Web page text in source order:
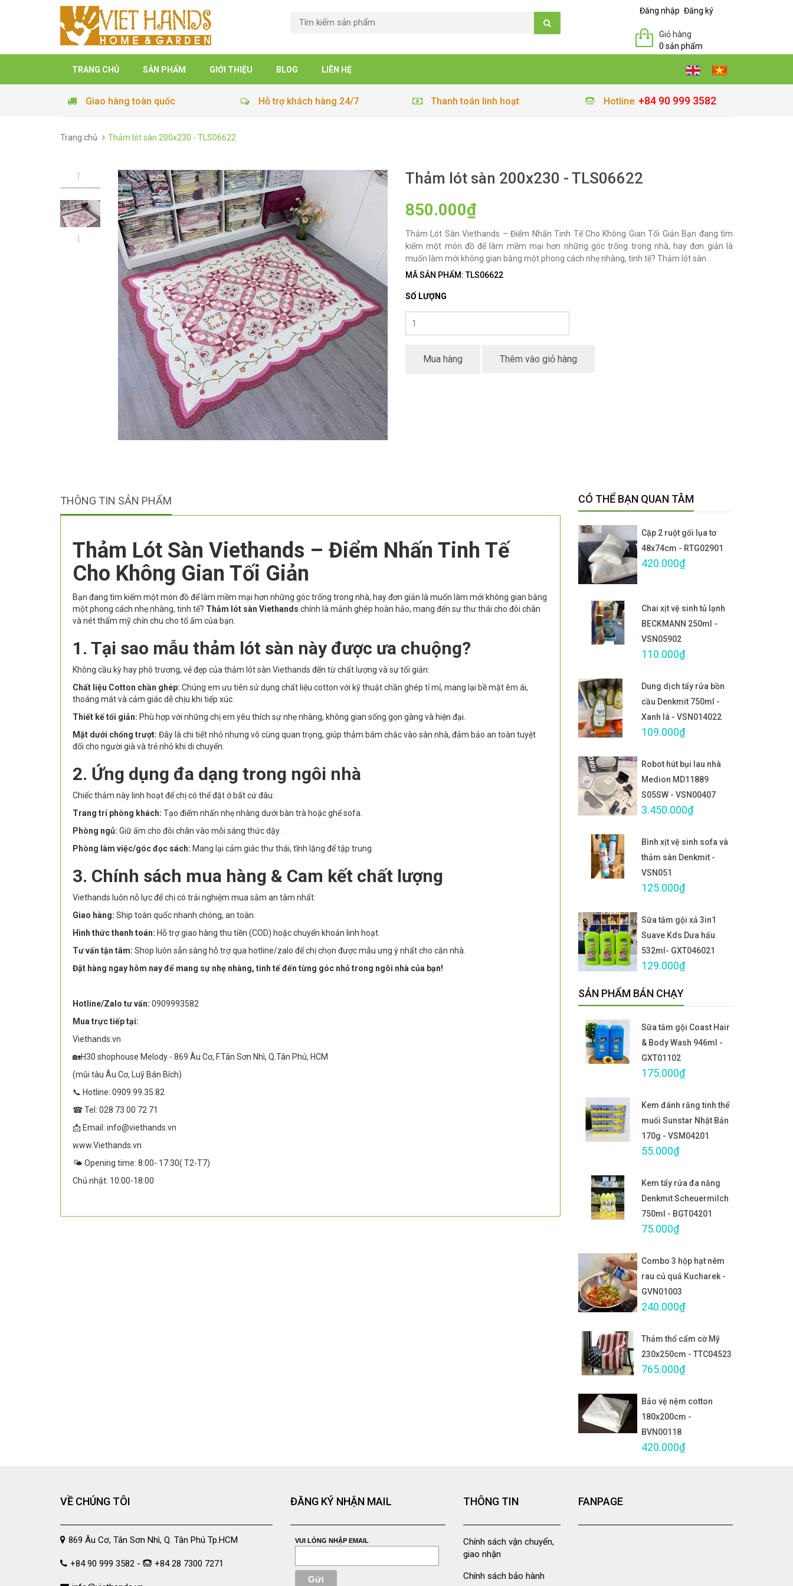
Đăng nhập Đăng ký
Giỏ hàng
0 sản phẩm
TRANG CHỦ SẢN PHẨM GIỚI THIỆU BLOG LIÊN HỆ
Giao hàng toàn quốc Hỗ trợ khách hàng 24/7 Thanh toán linh hoạt Hotline: +84 90 999 3582
Trang chủ Thảm lót sàn 200x230 - TLS06622
Thảm lót sàn 200x230 - TLS06622
850.000₫
Thảm Lót Sàn Viethands – Điểm Nhấn Tinh Tế Cho Không Gian Tối Giản Bạn đang tìm
kiếm một món đồ để làm mềm mại hơn những góc trống trong nhà, hay đơn giản là
muốn làm mới không gian bằng một phong cách nhẹ nhàng, tinh tế? Thảm lót sàn...
MÃ SẢN PHẨM: TLS06622
SỐ LƯỢNG
Mua hàng Thêm vào giỏ hàng
THÔNG TIN SẢN PHẨM
Thảm Lót Sàn Viethands – Điểm Nhấn Tinh Tế
Cho Không Gian Tối Giản
Bạn đang tìm kiếm một món đồ để làm mềm mại hơn những góc trống trong nhà, hay đơn giản là muốn làm mới không gian bằng
một phong cách nhẹ nhàng, tinh tế? Thảm lót sàn Viethands chính là mảnh ghép hoàn hảo, mang đến sự thư thái cho đôi chân
và nét thẩm mỹ chỉn chu cho tổ ấm của bạn.
1. Tại sao mẫu thảm lót sàn này được ưa chuộng?
Không cầu kỳ hay phô trương, vẻ đẹp của thảm lót sàn Viethands đến từ chất lượng và sự tối giản:
Chất liệu Cotton chần ghép: Chúng em ưu tiên sử dụng chất liệu cotton với kỹ thuật chần ghép tỉ mỉ, mang lại bề mặt êm ái,
thoáng mát và cảm giác dễ chịu khi tiếp xúc.
Thiết kế tối giản: Phù hợp với những chị em yêu thích sự nhẹ nhàng, không gian sống gọn gàng và hiện đại.
Mặt dưới chống trượt: Đây là chi tiết nhỏ nhưng vô cùng quan trọng, giúp thảm bám chắc vào sàn nhà, đảm bảo an toàn tuyệt
đối cho người già và trẻ nhỏ khi di chuyển.
2. Ứng dụng đa dạng trong ngôi nhà
Chiếc thảm này linh hoạt để chị có thể đặt ở bất cứ đâu:
Trang trí phòng khách: Tạo điểm nhấn nhẹ nhàng dưới bàn trà hoặc ghế sofa.
Phòng ngủ: Giữ ấm cho đôi chân vào mỗi sáng thức dậy.
Phòng làm việc/góc đọc sách: Mang lại cảm giác thư thái, tĩnh lặng để tập trung.
3. Chính sách mua hàng & Cam kết chất lượng
Viethands luôn nỗ lực để chị có trải nghiệm mua sắm an tâm nhất:
Giao hàng: Ship toàn quốc nhanh chóng, an toàn.
Hình thức thanh toán: Hỗ trợ giao hàng thu tiền (COD) hoặc chuyển khoản linh hoạt.
Tư vấn tận tâm: Shop luôn sẵn sàng hỗ trợ qua hotline/zalo để chị chọn được mẫu ưng ý nhất cho căn nhà.
Đặt hàng ngay hôm nay để mang sự nhẹ nhàng, tinh tế đến từng góc nhỏ trong ngôi nhà của bạn!
Hotline/Zalo tư vấn: 0909993582
Mua trực tiếp tại:
Viethands.vn
🏡H30 shophouse Melody - 869 Âu Cơ, F.Tân Sơn Nhì, Q.Tân Phú, HCM
(mũi tàu Âu Cơ, Luỹ Bán Bích)
📞 Hotline: 0909.99.35.82
☎ Tel: 028 73 00 72 71
📩 Email: info@viethands.vn
www.Viethands.vn
🌤️ Opening time: 8:00- 17:30( T2-T7)
Chủ nhật: 10:00-18:00
CÓ THỂ BẠN QUAN TÂM
Cặp 2 ruột gối lụa tơ
48x74cm - RTG02901
420.000₫
Chai xịt vệ sinh tủ lạnh
BECKMANN 250ml -
VSN05902
110.000₫
Dung dịch tẩy rửa bồn
cầu Denkmit 750ml -
Xanh lá - VSN014022
109.000₫
Robot hút bụi lau nhà
Medion MD11889
S05SW - VSN00407
3.450.000₫
Bình xịt vệ sinh sofa và
thảm sàn Denkmit -
VSN051
125.000₫
Sữa tắm gội xả 3in1
Suave Kds Dưa hấu
532ml- GXT046021
129.000₫
SẢN PHẨM BÁN CHẠY
Sữa tắm gội Coast Hair
& Body Wash 946ml -
GXT01102
175.000₫
Kem đánh răng tinh thể
muối Sunstar Nhật Bản
170g - VSM04201
55.000₫
Kem tẩy rửa đa năng
Denkmit Scheuermilch
750ml - BGT04201
75.000₫
Combo 3 hộp hạt nêm
rau củ quả Kucharek -
GVN01003
240.000₫
Thảm thổ cẩm cờ Mỹ
230x250cm - TTC04523
765.000₫
Bảo vệ nệm cotton
180x200cm -
BVN00118
420.000₫
VỀ CHÚNG TÔI
869 Âu Cơ, Tân Sơn Nhì, Q. Tân Phú Tp.HCM
+84 90 999 3582 - +84 28 7300 7271
ĐĂNG KÝ NHẬN MAIL
VUI LÒNG NHẬP EMAIL
THÔNG TIN
Chính sách vận chuyển,
giao nhận
Chính sách bảo hành
FANPAGE